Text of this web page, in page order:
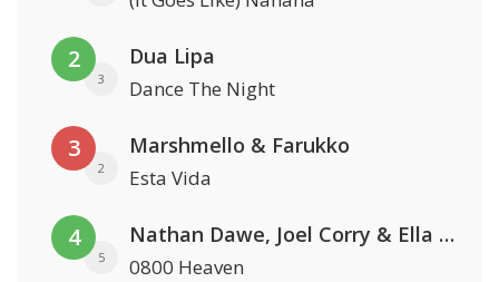
2
3
Dua Lipa
Dance The Night
3
2
Marshmello & Farukko
Esta Vida
4
5
Nathan Dawe, Joel Corry & Ella Henderson
0800 Heaven